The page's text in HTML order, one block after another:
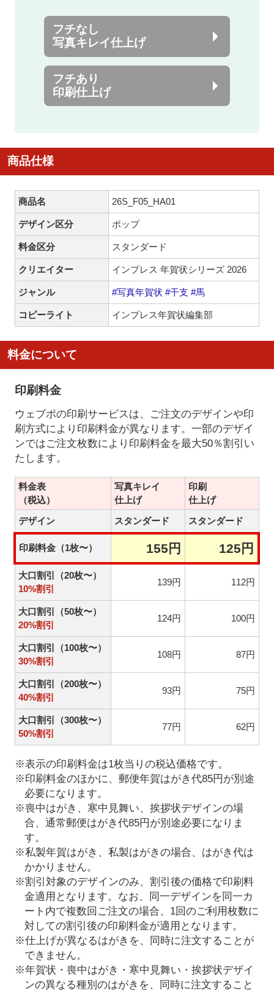
フチなし
写真キレイ仕上げ
フチあり
印刷仕上げ
商品仕様
商品名 26S_F05_HA01
デザイン区分 ポップ
料金区分 スタンダード
クリエイター インプレス 年賀状シリーズ 2026
ジャンル #写真年賀状 #干支 #馬
コピーライト インプレス年賀状編集部
料金について
印刷料金
ウェブポの印刷サービスは、ご注文のデザインや印
刷方式により印刷料金が異なります。一部のデザイ
ンではご注文枚数により印刷料金を最大50％割引い
たします。
料金表
（税込）
写真キレイ
仕上げ
印刷
仕上げ
デザイン
スタンダード スタンダード
印刷料金（1枚〜） 155円 125円
大口割引（20枚〜）
10%割引
139円 112円
大口割引（50枚〜）
20%割引
124円 100円
大口割引（100枚〜）
30%割引
108円 87円
大口割引（200枚〜）
40%割引
93円 75円
大口割引（300枚〜）
50%割引
77円 62円
※表示の印刷料金は1枚当りの税込価格です。
※印刷料金のほかに、郵便年賀はがき代85円が別途
必要になります。
※喪中はがき、寒中見舞い、挨拶状デザインの場
合、通常郵便はがき代85円が別途必要になりま
す。
※私製年賀はがき、私製はがきの場合、はがき代は
かかりません。
※割引対象のデザインのみ、割引後の価格で印刷料
金適用となります。なお、同一デザインを同一カ
ート内で複数回ご注文の場合、1回のご利用枚数に
対しての割引後の印刷料金が適用となります。
※仕上げが異なるはがきを、同時に注文することが
できません。
※年賀状・喪中はがき・寒中見舞い・挨拶状デザイ
ンの異なる種別のはがきを、同時に注文すること